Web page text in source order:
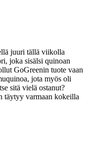
juuri tällä viikolla
joka sisälsi quinoan
GoGreenin tuote vaan
jota myös oli
sitä vielä ostanut?
täytyy varmaan kokeilla